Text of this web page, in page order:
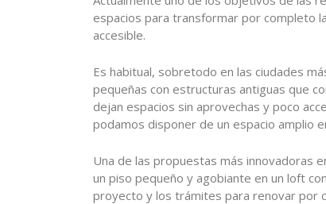
espacios para transformar por completo
accesible.
Es habitual, sobretodo en las ciudades
pequeñas con estructuras antiguas que
dejan espacios sin aprovechas y poco
podamos disponer de un espacio amplio
Una de las propuestas más innovadoras
un piso pequeño y agobiante en un loft
proyecto y los trámites para renovar por